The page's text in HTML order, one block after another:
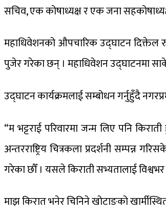
सचिव, एक कोषाध्यक्ष र एक जना
महाधिवेशनको औपचारिक उद्घाटन दिक्तेल
पुजेर गरेका छन् । महाधिवेशन उद्घाटनमा
उद्घाटन कार्यक्रमलाई सम्बोधन गर्नुहुँदै
“म भट्टराई परिवारमा जन्म लिए पनि
अन्तरराष्ट्रिय चित्रकला प्रदर्शनी सम्पन्न
गरेका छौँ । यसले किराती सभ्यतालाई
माझ किरात भनेर चिनिने खोटाङको